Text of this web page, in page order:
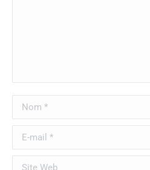
Nom *
E-mail *
Site Web